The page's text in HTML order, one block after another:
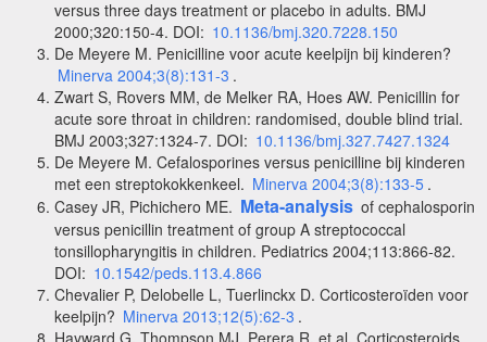
versus three days treatment or placebo in adults. BMJ
2000;320:150-4. DOI: 10.1136/bmj.320.7228.150
De Meyere M. Penicilline voor acute keelpijn bij kinderen?
Minerva 2004;3(8):131-3 .
Zwart S, Rovers MM, de Melker RA, Hoes AW. Penicillin for
acute sore throat in children: randomised, double blind trial.
BMJ 2003;327:1324-7. DOI: 10.1136/bmj.327.7427.1324
De Meyere M. Cefalosporines versus penicilline bij kinderen
met een streptokokkenkeel. Minerva 2004;3(8):133-5 .
Casey JR, Pichichero ME. Meta-analysis of cephalosporin
versus penicillin treatment of group A streptococcal
tonsillopharyngitis in children. Pediatrics 2004;113:866-82.
DOI: 10.1542/peds.113.4.866
Chevalier P, Delobelle L, Tuerlinckx D. Corticosteroïden voor
keelpijn? Minerva 2013;12(5):62-3 .